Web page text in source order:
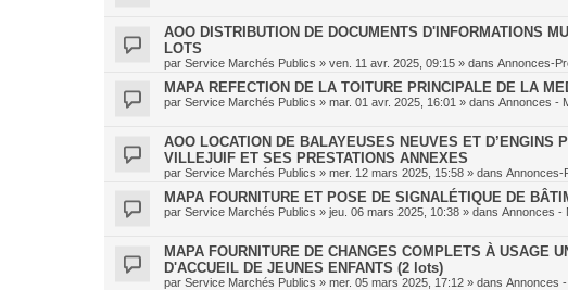
AOO DISTRIBUTION DE DOCUMENTS D'INFORMATIONS
LOTS
par Service Marchés Publics » ven. 11 avr. 2025, 09:15 » dans Annonces-
MAPA REFECTION DE LA TOITURE PRINCIPALE DE LA
par Service Marchés Publics » mar. 01 avr. 2025, 16:01 » dans Annonces -
AOO LOCATION DE BALAYEUSES NEUVES ET D’ENGINS
VILLEJUIF ET SES PRESTATIONS ANNEXES
par Service Marchés Publics » mer. 12 mars 2025, 15:58 » dans Annonces-
MAPA FOURNITURE ET POSE DE SIGNALÉTIQUE DE
par Service Marchés Publics » jeu. 06 mars 2025, 10:38 » dans Annonces -
MAPA FOURNITURE DE CHANGES COMPLETS À USAGE
D'ACCUEIL DE JEUNES ENFANTS (2 lots)
par Service Marchés Publics » mer. 05 mars 2025, 17:12 » dans Annonces